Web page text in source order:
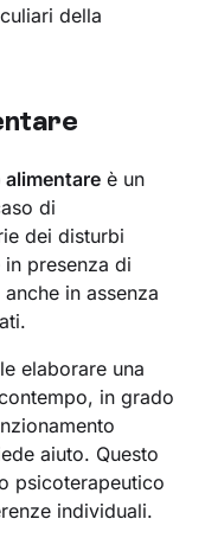
della
è un
di
dei disturbi
presenza di
in assenza
elaborare una
in grado
aiuto. Questo
psicoterapeutico
individuali.